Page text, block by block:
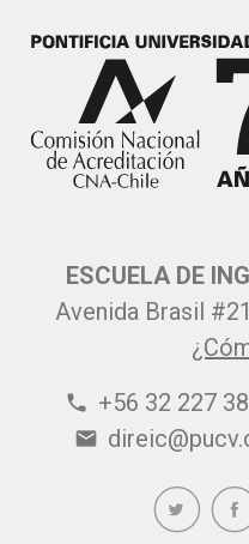
ESCUELA DE
Avenida Brasil
phone +56 32 227
email